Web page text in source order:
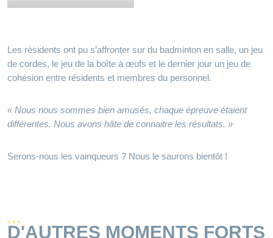
Les résidents ont pu s’affronter sur du badminton en salle, un jeu
de cordes, le jeu de la boîte à œufs et le dernier jour un jeu de
cohésion entre résidents et membres du personnel.
« Nous nous sommes bien amusés, chaque épreuve étaient
différentes. Nous avons hâte de connaitre les résultats. »
Serons-nous les vainqueurs ? Nous le saurons bientôt !
D'AUTRES MOMENTS FORTS